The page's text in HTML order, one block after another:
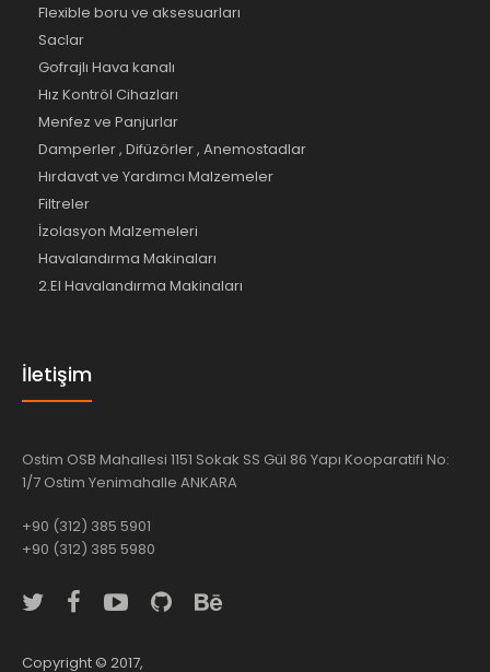
Flexible boru ve aksesuarları
Saclar
Gofrajlı Hava kanalı
Hız Kontröl Cihazları
Menfez ve Panjurlar
Damperler , Difüzörler , Anemostadlar
Hırdavat ve Yardımcı Malzemeler
Filtreler
İzolasyon Malzemeleri
Havalandırma Makinaları
2.El Havalandırma Makinaları
İletişim
Ostim OSB Mahallesi 1151 Sokak SS Gül 86 Yapı Kooparatifi No:
1/7 Ostim Yenimahalle ANKARA
+90 (312) 385 5901
+90 (312) 385 5980
Copyright © 2017,